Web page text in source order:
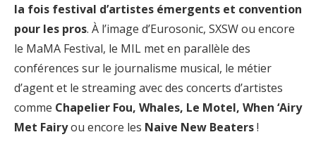
la fois festival d’artistes émergents et convention
pour les pros. À l’image d’Eurosonic, SXSW ou encore
le MaMA Festival, le MIL met en parallèle des
conférences sur le journalisme musical, le métier
d’agent et le streaming avec des concerts d’artistes
comme Chapelier Fou, Whales, Le Motel, When ‘Airy
Met Fairyou encore les Naive New Beaters!